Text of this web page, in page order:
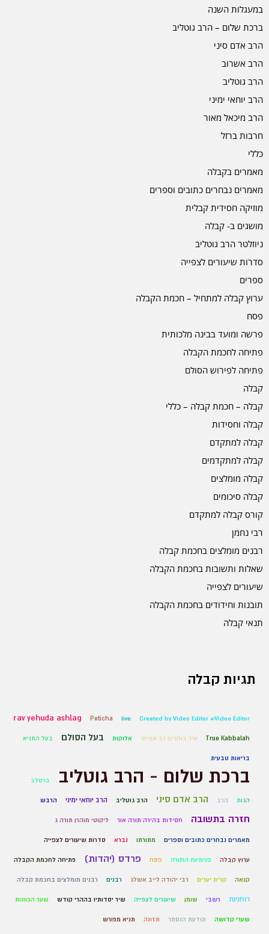
במעגלות השנה
ברכת שלום – הרב גוטליב
הרב אדם סיני
הרב אשרוב
הרב גוטליב
הרב יוחאי ימיני
הרב מיכאל מאור
חרבות ברזל
כללי
מאמרים בקבלה
מאמרים נבחרים כתובים וספרים
מוזיקה חסידית קבלית
מושגים ב- קבלה
ניוזלטר הרב גוטליב
סדרות שיעורים לצפייה
ספרים
ערוץ קבלה למתחיל – חכמת הקבלה
פסח
פרשה ומועד בבינה מלכותית
פתיחה לחכמת הקבלה
פתיחה לפירוש הסולם
קבלה
קבלה – חכמת קבלה – כללי
קבלה וחסידות
קבלה למתקדם
קבלה למתקדמים
קבלה מומלצים
קבלה סיכומים
קורס קבלה למתקדם
רבי נחמן
רבנים מומלצים בחכמת קבלה
שאלות ותשובות בחכמת הקבלה
שיעורים לצפייה
תובנות וחידודים בחכמת הקבלה
תנאי קבלה
תגיות קבלה
Created by Video Editor #Video Editor
live
Peticha
rav yehuda ashlag
True Kabbalah איך בוחרים רב אמיתי אלוקות בעל הסולם בעל התניא
בריאות טבעית
ברכת שלום - הרב גוטליב ברסלב
הגות הרב הרב אדם סיני הרב גוטליב הרב יוחאי ימיני הרבש
חזרה בתשובה חסידות בהירה תורה אור ליקוטי מוהרן תורה ג
מאמרים נבחרים כתובים וספרים מתורתו נברא סדרות שיעורים לצפייה
ערוץ קבלה פנימיות התורה פסח פרדס (יהדות) פתיחה לחכמת הקבלה
קנאה קרית יערים רבי יהודה לייב אשלג רבנים רבנים מומלצים בחכמת קבלה
רוחניות רשבי שומן שיעורים לצפייה שיר יסדותיו בההרי קודש שער הכוונות
שערי קדושה תודעת הנסתר תזונה תניא מפורש